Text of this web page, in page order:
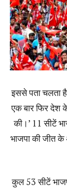
इससे पता चलता है
एक बार फिर देश
की।’ 11 सीटें
भाजपा की जीत
कुल 53 सीटें